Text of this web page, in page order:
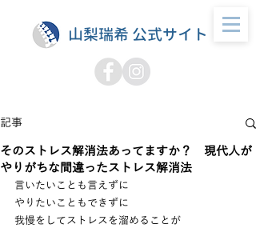
山梨瑞希 公式サイト
記事
そのストレス解消法あってますか？ 現代人が
やりがちな間違ったストレス解消法
言いたいことも言えずに
やりたいこともできずに
我慢をしてストレスを溜めることが